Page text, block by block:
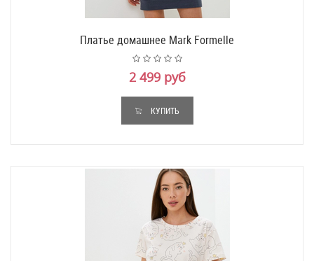
Платье домашнее Mark Formelle
2 499 руб
КУПИТЬ